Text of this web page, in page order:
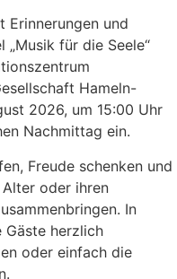
Erinnerungen und
für die Seele“
Hameln-
2026, um 15:00 Uhr
Nachmittag ein.
Freude schenken und
oder ihren
In
Gäste herzlich
oder einfach die